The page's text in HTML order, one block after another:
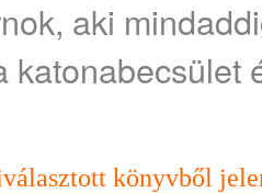
aki
katonabecsület
könyvből